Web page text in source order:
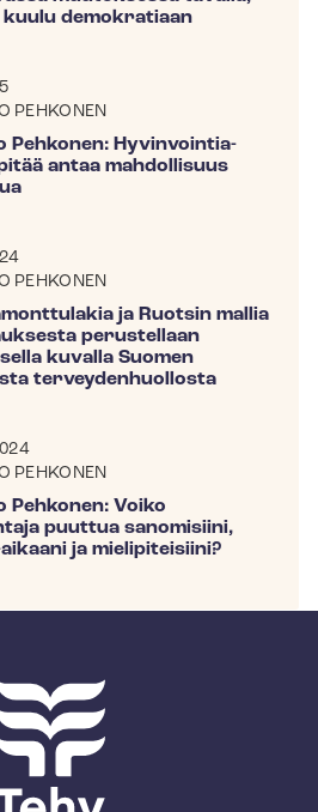
kuulu demokratiaan
PEHKONEN
Pehkonen: Hy­vin­voin­tia­
antaa mahdollisuus
PEHKONEN
ja Ruotsin mallia
perustellaan
kuvalla Suomen
ter­vey­den­huol­los­ta
PEHKONEN
Pehkonen: Voiko
puuttua sanomisiini,
ja mielipiteisiini?